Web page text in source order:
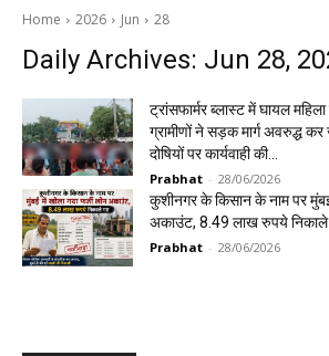
Home 2026 Jun 28
Daily Archives: Jun 28,
ट्रांसफार्मर ब्लास्ट में घायल
ग्रामीणों ने सड़क मार्ग अवरुद्ध
दोषियों पर कार्यवाही की...
Prabhat - 28/06/2026
कुशीनगर के किसान के नाम पर
अकाउंट, 8.49 लाख रुपये निकाले
Prabhat - 28/06/2026